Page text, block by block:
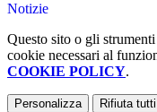
Notizie
Questo sito o gli
cookie necessari al
COOKIE POLICY.
Personalizza Rifiuta tutti